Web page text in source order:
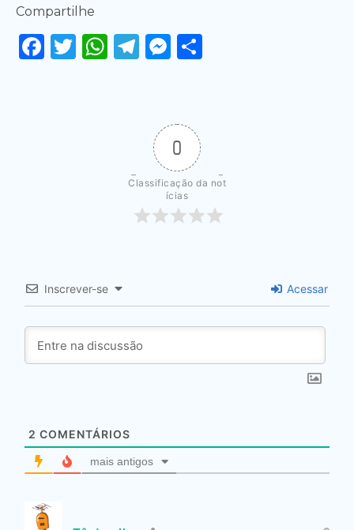
Compartilhe
Facebook
Twitter
WhatsApp
Telegram
Messenger
0
Classificação da not
ícias
Inscrever-se Acessar
2 COMENTÁRIOS
mais antigos